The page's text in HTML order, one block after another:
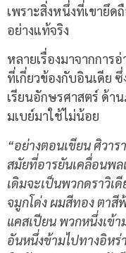
เพราะสิ่งหนึ่งที่เขายึด
อย่างแท้จริง
หลายเรื่องมาจากการ
ที่เกี่ยวข้องกับอินเดีย
เรียนอักษรศาสตร์ ด้า
มเบย์มาใช้ไม่น้อย
“อย่างตอนเขียน ศิวา
สมัยที่อารยันเคลื่อนพ
เดิมจะเป็นพวกดราวิเ
จมูกโด่ง ผมสีทอง ตาสี
แคสเปียน พวกหนึ่งเข้
อันหนึ่งข้ามไปทางอิหร่